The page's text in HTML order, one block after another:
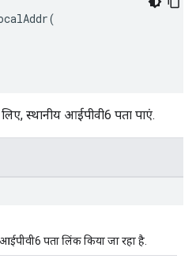
स्थानीय आईपीवी6 पता पाएं.
पता लिंक किया जा रहा है.